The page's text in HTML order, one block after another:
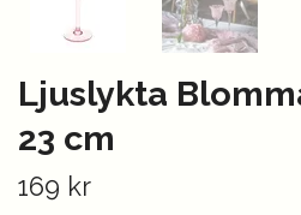
Ljuslykta
23 cm
169 kr